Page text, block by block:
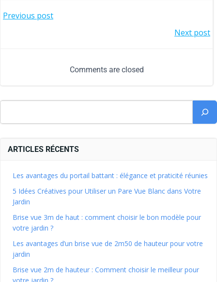
Previous post
Next post
Comments are closed
ARTICLES RÉCENTS
Les avantages du portail battant : élégance et praticité réunies
5 Idées Créatives pour Utiliser un Pare Vue Blanc dans Votre
Jardin
Brise vue 3m de haut : comment choisir le bon modèle pour
votre jardin ?
Les avantages d’un brise vue de 2m50 de hauteur pour votre
jardin
Brise vue 2m de hauteur : Comment choisir le meilleur pour